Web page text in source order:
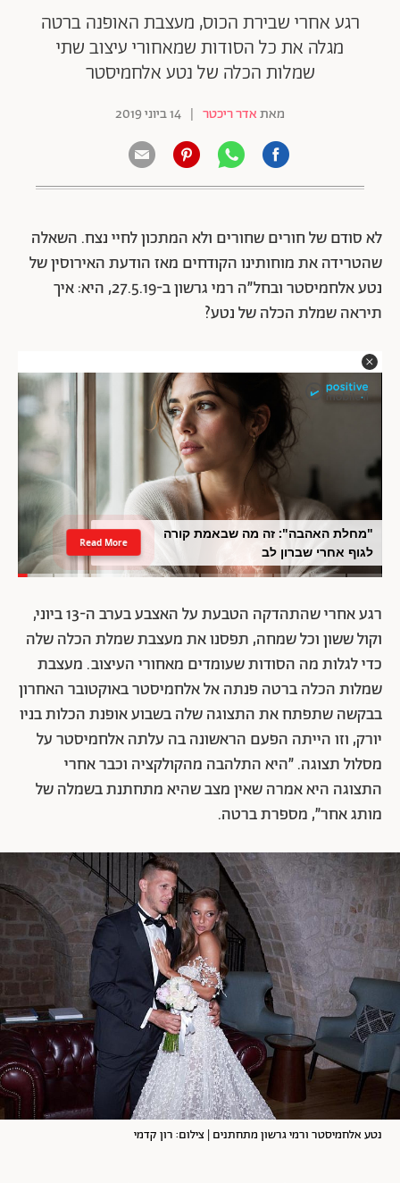
רגע אחרי שבירת הכוס, מעצבת האופנה ברטה
מגלה את כל הסודות שמאחורי עיצוב שתי
שמלות הכלה של נטע אלחמיסטר
מאתאדר ריכטר | 14 ביוני 2019
לא סודם של חורים שחורים ולא המתכון לחיי נצח. השאלה
שהטרידה את מוחותינו הקודחים מאז הודעת האירוסין של
נטע אלחמיסטר ובחל״ה רמי גרשון ב-27.5.19, היא: איך
תיראה שמלת הכלה של נטע?
"מחלת האהבה": זה מה שבאמת קורה
לגוף אחרי שברון לב
Read More
רגע אחרי שהתהדקה הטבעת על האצבע בערב ה-13 ביוני,
וקול ששון וכל שמחה, תפסנו את מעצבת שמלת הכלה שלה
כדי לגלות מה הסודות שעומדים מאחורי העיצוב. מעצבת
שמלות הכלה ברטה פנתה אל אלחמיסטר באוקטובר האחרון
בבקשה שתפתח את התצוגה שלה בשבוע אופנת הכלות בניו
יורק, וזו הייתה הפעם הראשונה בה עלתה אלחמיסטר על
מסלול תצוגה. ״היא התלהבה מהקולקציה וכבר אחרי
התצוגה היא אמרה שאין מצב שהיא מתחתנת בשמלה של
מותג אחר״, מספרת ברטה.
נטע אלחמיסטר ורמי גרשון מתחתנים | צילום: רון קדמי